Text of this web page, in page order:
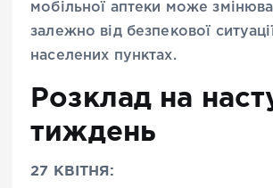
мобільної аптеки може
залежно від безпекової
населених пунктах.
Розклад на
тиждень
27 КВІТНЯ: